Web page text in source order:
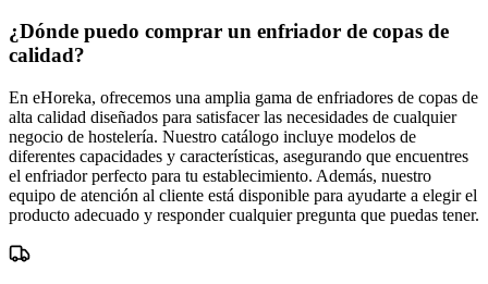
¿Dónde puedo comprar un enfriador de copas de
calidad?
En eHoreka, ofrecemos una amplia gama de enfriadores de copas de
alta calidad diseñados para satisfacer las necesidades de cualquier
negocio de hostelería. Nuestro catálogo incluye modelos de
diferentes capacidades y características, asegurando que encuentres
el enfriador perfecto para tu establecimiento. Además, nuestro
equipo de atención al cliente está disponible para ayudarte a elegir el
producto adecuado y responder cualquier pregunta que puedas tener.